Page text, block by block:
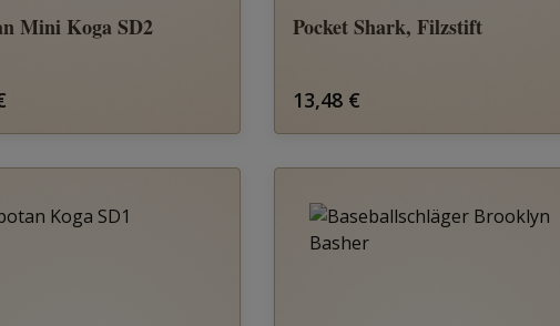
Mini Koga SD2
Preis:
Pocket Shark, Filzstift
Regulärer Preis:
13,48 €